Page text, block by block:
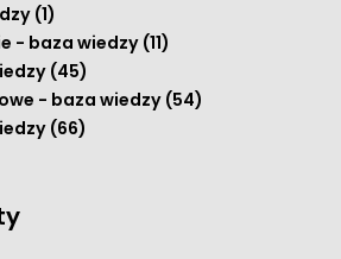
(1)
- baza wiedzy (11)
(45)
- baza wiedzy(54)
(66)